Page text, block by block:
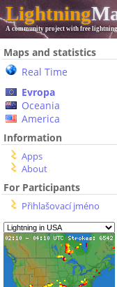
Lightning
A community project with free
Maps and statistics
Real Time
Evropa
Oceania
America
Information
Apps
About
For Participants
Přihlašovací jméno